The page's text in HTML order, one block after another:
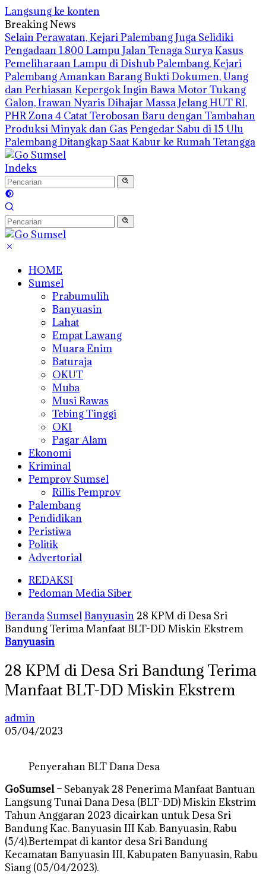
Langsung ke konten
Breaking News
Selain Perawatan, Kejari Palembang Juga Selidiki
Pengadaan 1.800 Lampu Jalan Tenaga SuryaKasus
Pemeliharaan Lampu di Dishub Palembang, Kejari
Palembang Amankan Barang Bukti Dokumen, Uang
dan PerhiasanKepergok Ingin Bawa Motor Tukang
Galon, Irawan Nyaris Dihajar MassaJelang HUT RI,
PHR Zona 4 Catat Terobosan Baru dengan Tambahan
Produksi Minyak dan Gas Pengedar Sabu di 15 Ulu
Palembang Ditangkap Saat Kabur ke Rumah Tetangga
Indeks
HOME
Sumsel
Prabumulih
Banyuasin
Lahat
Empat Lawang
Muara Enim
Baturaja
OKUT
Muba
Musi Rawas
Tebing Tinggi
OKI
Pagar Alam
Ekonomi
Kriminal
Pemprov Sumsel
Rillis Pemprov
Palembang
Pendidikan
Peristiwa
Politik
Advertorial
REDAKSI
Pedoman Media Siber
Beranda SumselBanyuasin 28 KPM di Desa Sri
Bandung Terima Manfaat BLT-DD Miskin Ekstrem
Banyuasin
28 KPM di Desa Sri Bandung Terima
Manfaat BLT-DD Miskin Ekstrem
admin
05/04/2023
Penyerahan BLT Dana Desa
GoSumsel – Sebanyak 28 Penerima Manfaat Bantuan
Langsung Tunai Dana Desa (BLT-DD) Miskin Ekstrim
Tahun Anggaran 2023 dicairkan untuk Desa Sri
Bandung Kac. Banyuasin III Kab. Banyuasin, Rabu
(5/4).Bertempat di kantor desa Sri Bandung
Kecamatan Banyuasin III, Kabupaten Banyuasin, Rabu
Siang (05/04/2023).